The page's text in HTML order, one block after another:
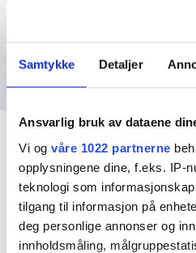
Samtykke Detaljer
Ansvarlig bruk av dataene
Vi og våre 1022 partnerne
opplysningene dine, f.eks. IP-
teknologi som
tilgang til informasjon på
deg personlige annonser og
innholdsmåling,
av erfaring visste jeg at det
jobb bak et klesplagg
oss selv i allefall
) så hvorfor
vintageinspirert klesbutikk som
Resten er historie og i dag
med fine vikarer og
kundene?
5 år er gått,
vil by på! Takk til dere alle, love
Accessories
French Beret – Golden
Curry
kr349,00
Kjøp nå!